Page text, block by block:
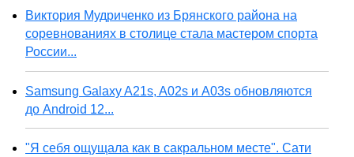
Виктория Мудриченко из Брянского района на
соревнованиях в столице стала мастером спорта
России...
Samsung Galaxy A21s, A02s и A03s обновляются
до Android 12...
"Я себя ощущала как в сакральном месте". Сати